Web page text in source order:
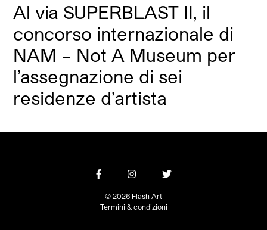
Al via SUPERBLAST II, il
concorso internazionale di
NAM – Not A Museum per
l’assegnazione di sei
residenze d’artista
© 2026 Flash Art
Termini & condizioni